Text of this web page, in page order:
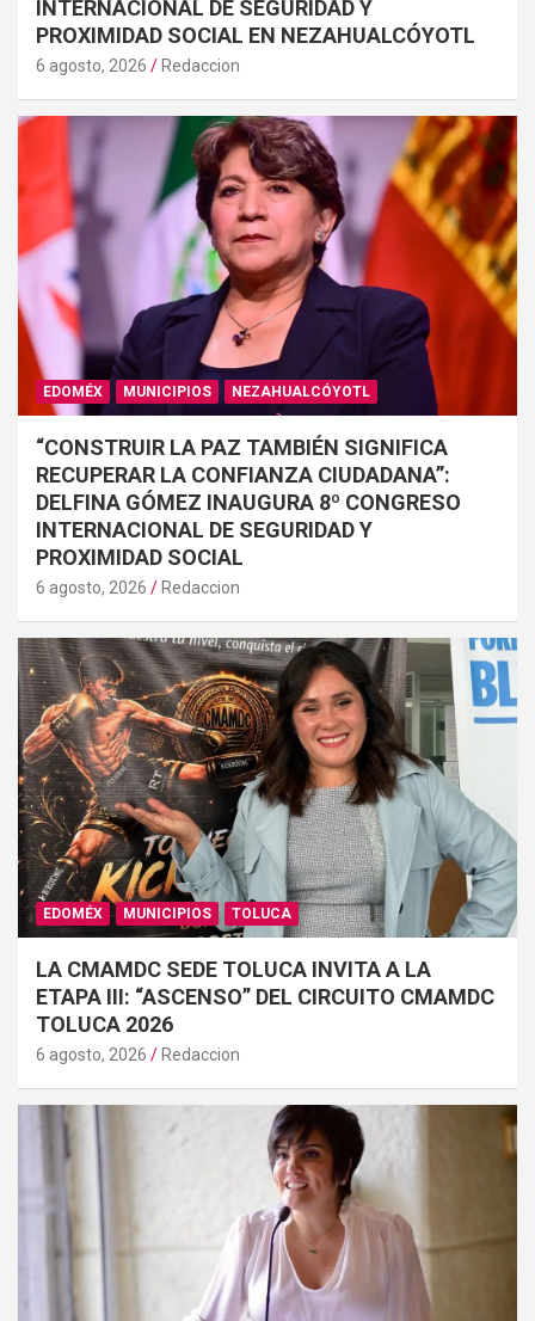
INTERNACIONAL DE SEGURIDAD Y
PROXIMIDAD SOCIAL EN NEZAHUALCÓYOTL
6 agosto, 2026 Redaccion
EDOMÉX MUNICIPIOS NEZAHUALCÓYOTL
“CONSTRUIR LA PAZ TAMBIÉN SIGNIFICA
RECUPERAR LA CONFIANZA CIUDADANA”:
DELFINA GÓMEZ INAUGURA 8º CONGRESO
INTERNACIONAL DE SEGURIDAD Y
PROXIMIDAD SOCIAL
6 agosto, 2026 Redaccion
EDOMÉX MUNICIPIOS TOLUCA
LA CMAMDC SEDE TOLUCA INVITA A LA
ETAPA III: “ASCENSO” DEL CIRCUITO CMAMDC
TOLUCA 2026
6 agosto, 2026 Redaccion